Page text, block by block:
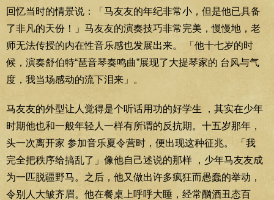
回忆当时的情景说：「马友友的年纪非常小，但是他已具备
了非凡的天份！」马友友的演奏技巧非常完美，慢慢地，老
师无法传授的内在性音乐感也发展出来。 「他十七岁的时
候，演奏舒伯特“琶音琴奏鸣曲”展现了大提琴家的 台风与气
度，我当场感动的流下泪来」。
马友友的外型让人觉得是个听话用功的好学生 ，其实在少年
时期他也和一般年轻人一样有所谓的反抗期。十五岁那年，
头一次离开家 参加音乐夏令营时，便出现这种征兆。 「我
完全把秩序给搞乱了」像他自己述说的那样 ，少年马友友成
为一匹脱疆野马。之后，他又做出许多疯狂而愚蠢的举动，
令别人大皱齐眉。他在餐桌上呼呼大睡，经常酗酒丑态百